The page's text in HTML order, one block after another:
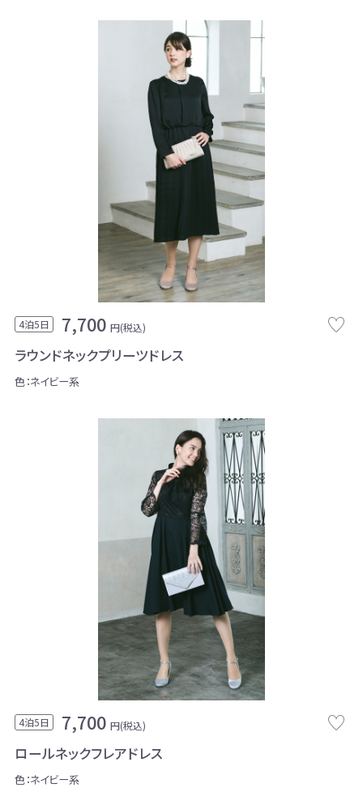
4泊5日 7,700 円(税込)
ラウンドネックプリーツドレス
色：ネイビー系
4泊5日 7,700 円(税込)
ロールネックフレアドレス
色：ネイビー系